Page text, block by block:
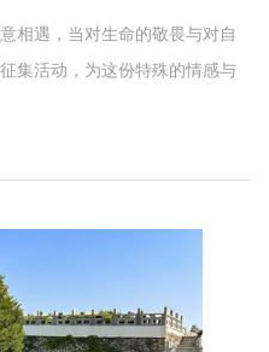
相遇，当对生命的敬畏与对自
集活动，为这份特殊的情感与
活动正式进入最终评审阶段，